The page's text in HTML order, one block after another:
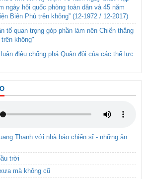
ngày hội quốc phòng toàn dân và 45 năm
Biên Phủ trên không” (12-1972 / 12-2017)
tố quan trọng góp phần làm nên Chiến thắng
không"
điệu chống phá Quân đội của các thế lực
Thanh với nhà báo chiến sĩ - những ân
trời
mà không cũ